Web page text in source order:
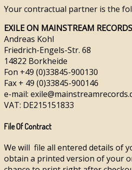
Your contractual partner is the
EXILE ON MAINSTREAM RECORDS
Andreas Kohl
Friedrich-Engels-Str. 68
14822 Borkheide
Fon +49 (0)33845-900130
Fax + 49 (0)33845-900146
e-mail:
VAT: DE215151833
File Of Contract
We will file all entered details of
obtain a printed version of your